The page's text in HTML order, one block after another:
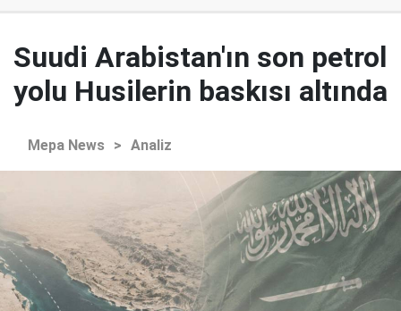
Suudi Arabistan'ın son petrol
yolu Husilerin baskısı altında
Mepa News > Analiz